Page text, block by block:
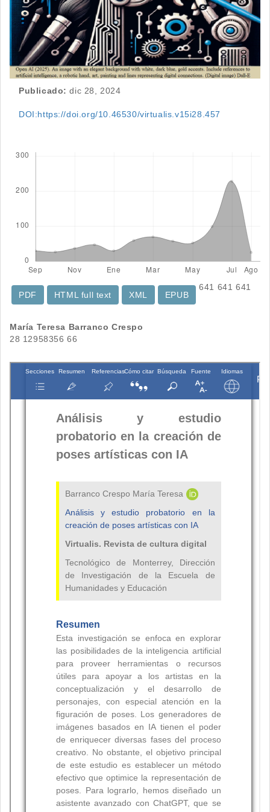
Publicado: dic 28, 2024
DOI:https://doi.org/10.46530/virtualis.v15i28.457
641
PDF
641
HTML full text
XML
641
EPUB
Contenido
del
artículo
María Teresa Barranco Crespo
28 12958356 66